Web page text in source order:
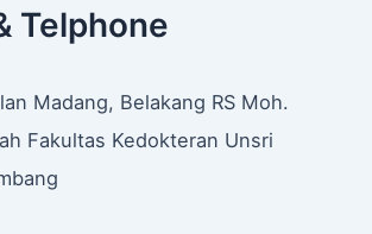
Telphone
Madang, Belakang RS Moh.
Fakultas Kedokteran Unsri